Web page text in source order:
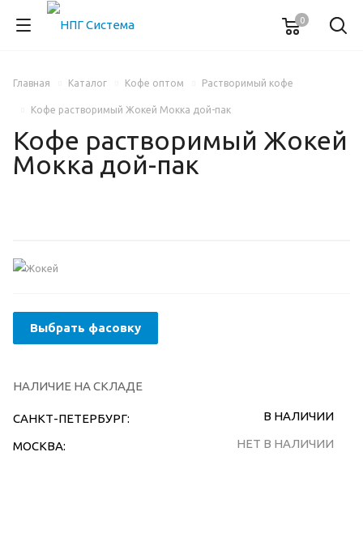
0
Главная Каталог Кофе оптом Растворимый кофе
Кофе растворимый Жокей Мокка дой-пак
Кофе растворимый Жокей
Мокка дой-пак
Выбрать фасовку
НАЛИЧИЕ НА СКЛАДЕ
САНКТ-ПЕТЕРБУРГ: В НАЛИЧИИ
МОСКВА: НЕТ В НАЛИЧИИ